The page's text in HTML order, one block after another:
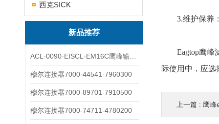
西克SICK
新品推荐
穆尔连接器7000-44541-7960300
穆尔连接器7000-89701-7910500
穆尔连接器7000-74711-4780200
3.维护保养：
Eagtop鹰峰滤
际使用中，应
上一篇 : 鹰峰